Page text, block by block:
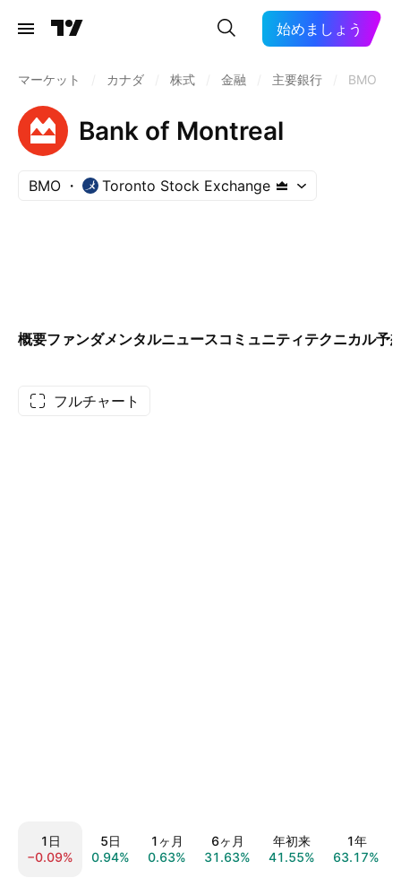
始めましょう
マーケット カナダ 株式 金融 主要銀行 BMO
Bank of Montreal
BMO Toronto Stock Exchange
概要ファンダメンタルニュースコミュニティテクニカル予
フルチャート
1日
−0.09%
5日
0.94%
1ヶ月
0.63%
6ヶ月
31.63%
年初来
41.55%
1年
63.17%